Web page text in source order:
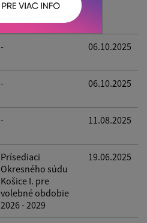
- 06.10.2025
- 06.10.2025
- 11.08.2025
Prísediaci
Okresného súdu
Košice I. pre
volebné obdobie
2026 - 2029
19.06.2025